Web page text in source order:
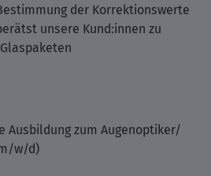
der Korrektionswerte
unsere Kund:innen zu
Ausbildung zum Augenoptiker/
w/d)